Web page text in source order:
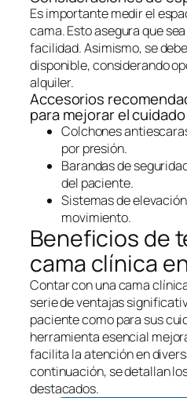
Es importante medir el
cama. Esto asegura que
facilidad. Asimismo, se
disponible, considerando
alquiler.
Accesorios
para mejorar el cuidado
Colchones
por presión.
Barandas de
del paciente.
Sistemas de
movimiento.
Beneficios de
cama clínica
Contar con una cama
serie de ventajas
paciente como para sus
herramienta esencial
facilita la atención en
continuación, se detallan
destacados.